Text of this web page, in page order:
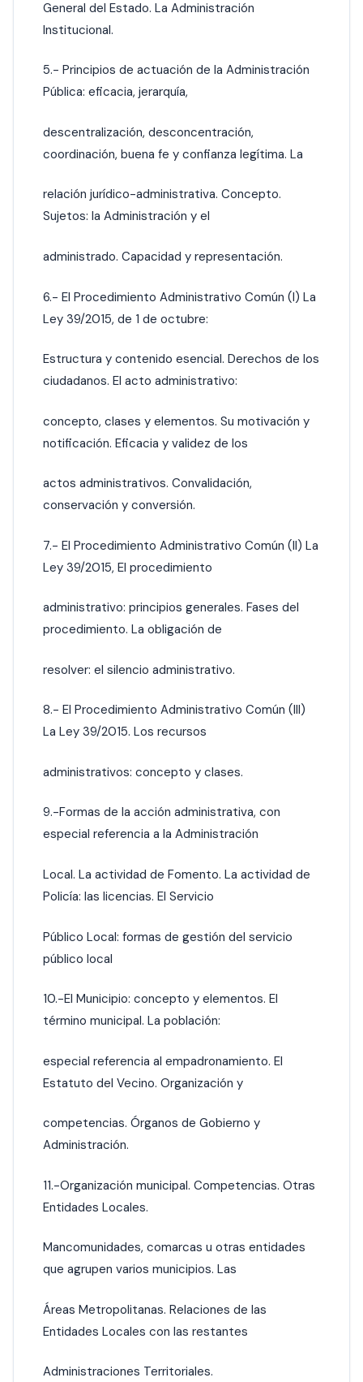
General del Estado. La Administración
Institucional.
5.- Principios de actuación de la Administración
Pública: eficacia, jerarquía,
descentralización, desconcentración,
coordinación, buena fe y confianza legítima. La
relación jurídico-administrativa. Concepto.
Sujetos: la Administración y el
administrado. Capacidad y representación.
6.- El Procedimiento Administrativo Común (I) La
Ley 39/2015, de 1 de octubre:
Estructura y contenido esencial. Derechos de los
ciudadanos. El acto administrativo:
concepto, clases y elementos. Su motivación y
notificación. Eficacia y validez de los
actos administrativos. Convalidación,
conservación y conversión.
7.- El Procedimiento Administrativo Común (II) La
Ley 39/2015, El procedimiento
administrativo: principios generales. Fases del
procedimiento. La obligación de
resolver: el silencio administrativo.
8.- El Procedimiento Administrativo Común (III)
La Ley 39/2015. Los recursos
administrativos: concepto y clases.
9.-Formas de la acción administrativa, con
especial referencia a la Administración
Local. La actividad de Fomento. La actividad de
Policía: las licencias. El Servicio
Público Local: formas de gestión del servicio
público local
10.-El Municipio: concepto y elementos. El
término municipal. La población:
especial referencia al empadronamiento. El
Estatuto del Vecino. Organización y
competencias. Órganos de Gobierno y
Administración.
11.-Organización municipal. Competencias. Otras
Entidades Locales.
Mancomunidades, comarcas u otras entidades
que agrupen varios municipios. Las
Áreas Metropolitanas. Relaciones de las
Entidades Locales con las restantes
Administraciones Territoriales.